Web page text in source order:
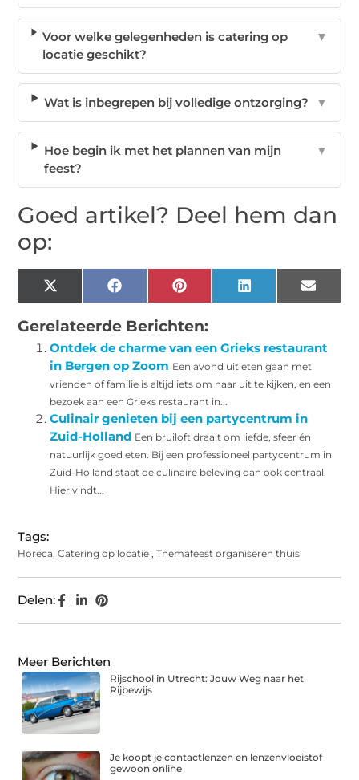
Voor welke gelegenheden is catering op
locatie geschikt?
▼
Wat is inbegrepen bij volledige ontzorging? ▼
Hoe begin ik met het plannen van mijn
feest?
▼
Goed artikel? Deel hem dan
op:
X
(Twitter)
Facebook Pinterest LinkedIn Email
Gerelateerde Berichten:
Ontdek de charme van een Grieks restaurant
in Bergen op Zoom Een avond uit eten gaan met
vrienden of familie is altijd iets om naar uit te kijken, en een
bezoek aan een Grieks restaurant in...
Culinair genieten bij een partycentrum in
Zuid-Holland Een bruiloft draait om liefde, sfeer én
natuurlijk goed eten. Bij een professioneel partycentrum in
Zuid-Holland staat de culinaire beleving dan ook centraal.
Hier vindt...
Tags:
Horeca,Catering op locatie ,Themafeest organiseren thuis
Delen:
Meer Berichten
Rijschool in Utrecht: Jouw Weg naar het
Rijbewijs
Je koopt je contactlenzen en lenzenvloeistof
gewoon online